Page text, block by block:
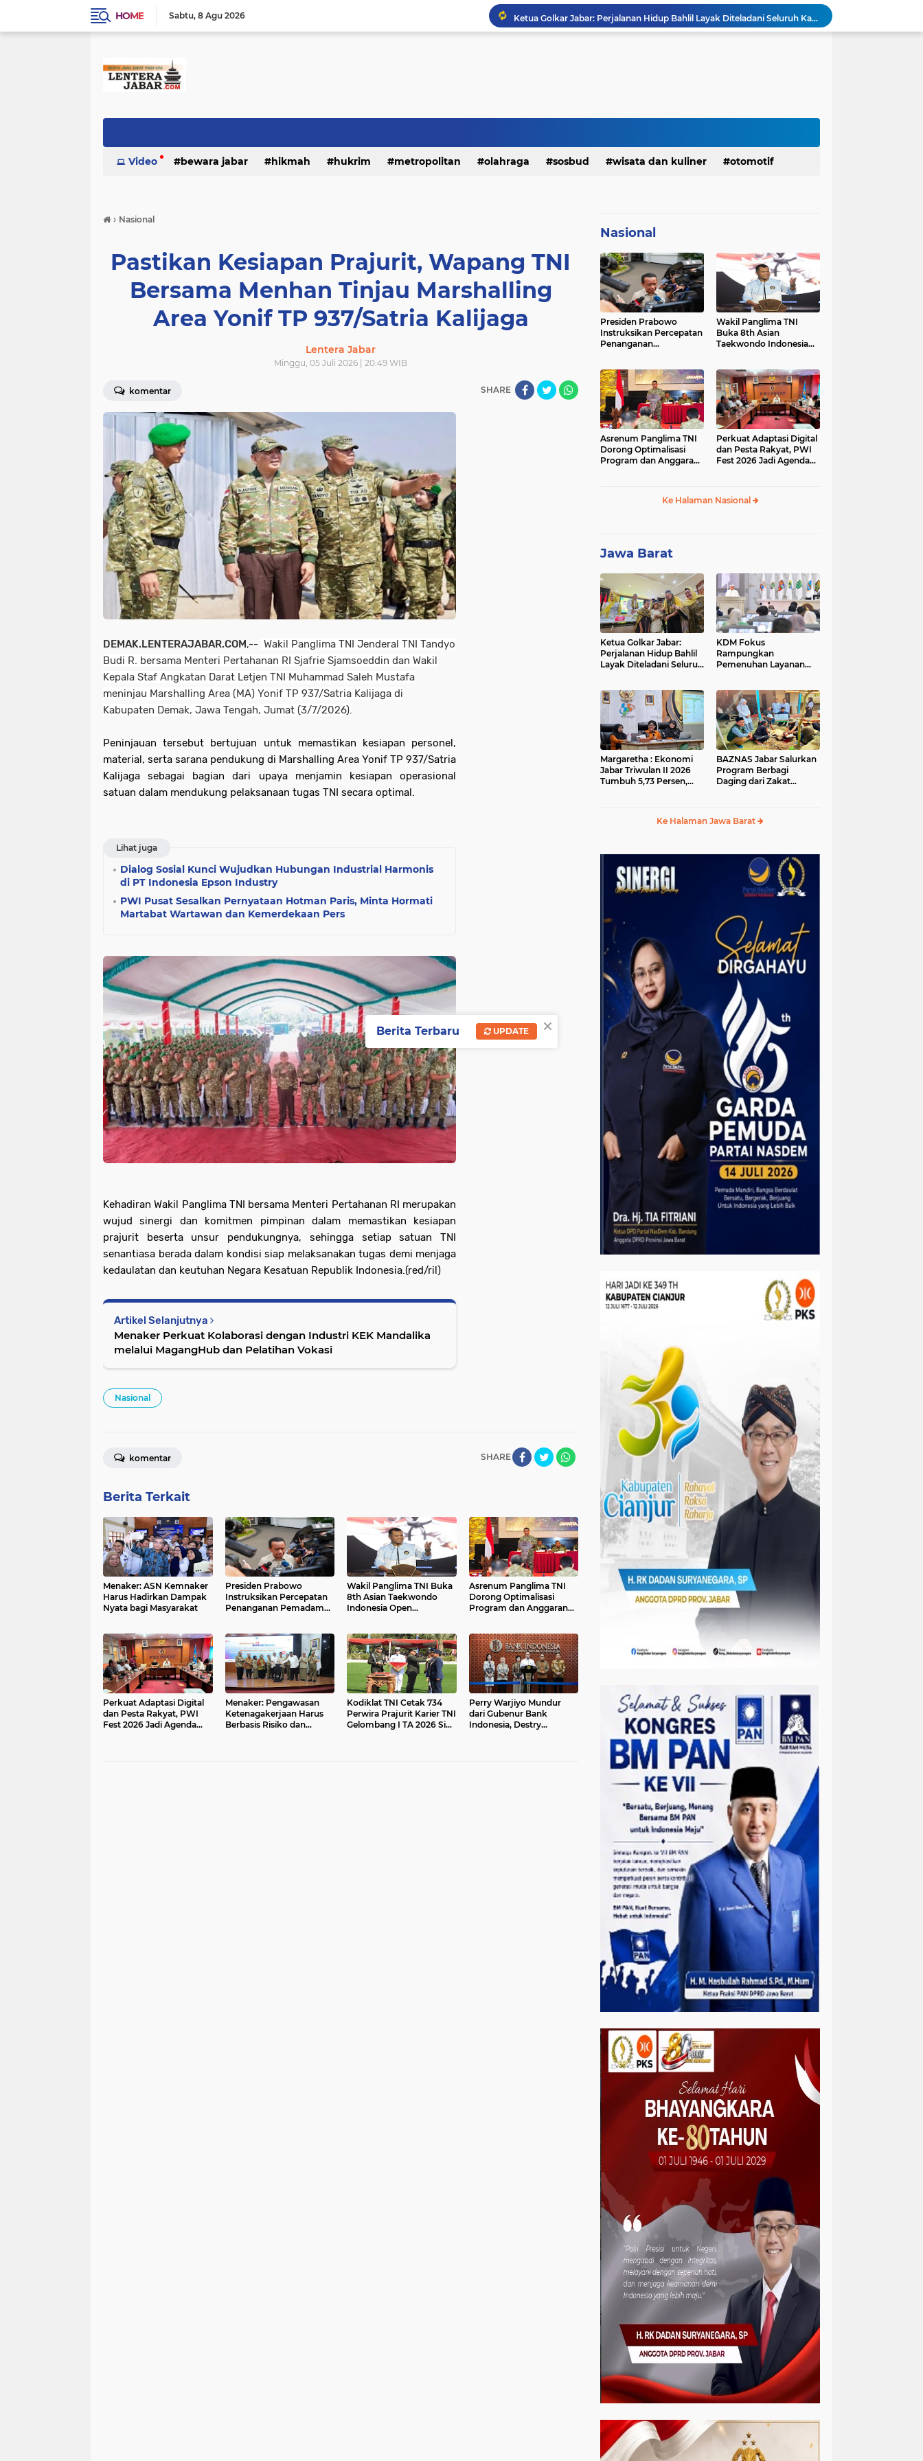
HOME Sabtu 8 Agu 2026
KDM Fokus Rampungkan Pemenuhan Layanan Dasar dan Konektivitas Wilayah pada 2027
Jelang Konferprov PWI Jabar, Bos Ayo Media Sambangi Rumah PWI Kota Bogor
Video bewara jabar hikmah hukrim metropolitan olahraga sosbud wisata dan kuliner otomotif
› Nasional
Pastikan Kesiapan Prajurit, Wapang TNI
Bersama Menhan Tinjau Marshalling
Area Yonif TP 937/Satria Kalijaga
Lentera Jabar
Minggu, 05 Juli 2026 | 20:49 WIB
komentar SHARE
DEMAK.LENTERAJABAR.COM,-- Wakil Panglima TNI Jenderal TNI Tandyo
Budi R. bersama Menteri Pertahanan RI Sjafrie Sjamsoeddin dan Wakil
Kepala Staf Angkatan Darat Letjen TNI Muhammad Saleh Mustafa
meninjau Marshalling Area (MA) Yonif TP 937/Satria Kalijaga di
Kabupaten Demak, Jawa Tengah, Jumat (3/7/2026).
Peninjauan tersebut bertujuan untuk memastikan kesiapan personel,
material, serta sarana pendukung di Marshalling Area Yonif TP 937/Satria
Kalijaga sebagai bagian dari upaya menjamin kesiapan operasional
satuan dalam mendukung pelaksanaan tugas TNI secara optimal.
Lihat juga
Dialog Sosial Kunci Wujudkan Hubungan Industrial Harmonis
di PT Indonesia Epson Industry
PWI Pusat Sesalkan Pernyataan Hotman Paris, Minta Hormati
Martabat Wartawan dan Kemerdekaan Pers
Kehadiran Wakil Panglima TNI bersama Menteri Pertahanan RI merupakan
wujud sinergi dan komitmen pimpinan dalam memastikan kesiapan
prajurit beserta unsur pendukungnya, sehingga setiap satuan TNI
senantiasa berada dalam kondisi siap melaksanakan tugas demi menjaga
kedaulatan dan keutuhan Negara Kesatuan Republik Indonesia.(red/ril)
Artikel Selanjutnya
Menaker Perkuat Kolaborasi dengan Industri KEK Mandalika
melalui MagangHub dan Pelatihan Vokasi
Nasional
SHARE
komentar
Berita Terkait
Menaker: ASN Kemnaker
Harus Hadirkan Dampak
Nyata bagi Masyarakat
Presiden Prabowo
Instruksikan Percepatan
Penanganan Pemadaman
Wakil Panglima TNI Buka
8th Asian Taekwondo
Indonesia Open
Asrenum Panglima TNI
Dorong Optimalisasi
Program dan Anggaran
Perkuat Adaptasi Digital
dan Pesta Rakyat, PWI
Fest 2026 Jadi Agenda
Menaker: Pengawasan
Ketenagakerjaan Harus
Berbasis Risiko dan
Kodiklat TNI Cetak 734
Perwira Prajurit Karier TNI
Gelombang I TA 2026 Siap
Perry Warjiyo Mundur
dari Gubenur Bank
Indonesia, Destry
Nasional
Presiden Prabowo
Instruksikan Percepatan
Penanganan
BBM
Wakil Panglima TNI
Buka 8th Asian
Taekwondo Indonesia
Asrenum Panglima TNI
Dorong Optimalisasi
Program dan Anggaran
Perkuat Adaptasi Digital
dan Pesta Rakyat, PWI
Fest 2026 Jadi Agenda
Ke Halaman Nasional
Jawa Barat
Ketua Golkar Jabar:
Perjalanan Hidup Bahlil
Layak Diteladani Seluruh
KDM Fokus
Rampungkan
Pemenuhan Layanan
Margaretha : Ekonomi
Jabar Triwulan II 2026
Tumbuh 5,73 Persen,
BAZNAS Jabar Salurkan
Program Berbagi
Daging dari Zakat
Ke Halaman Jawa Barat
×
Berita Terbaru UPDATE